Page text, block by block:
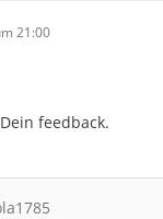
21:00
feedback.